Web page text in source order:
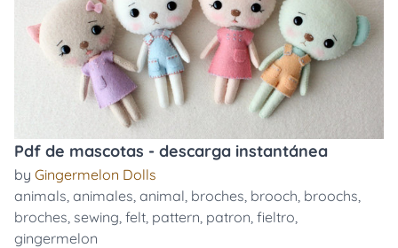
Pdf de mascotas - descarga instantánea
by Gingermelon Dolls
animals, animales, animal, broches, brooch, broochs,
broches, sewing, felt, pattern, patron, fieltro,
gingermelon